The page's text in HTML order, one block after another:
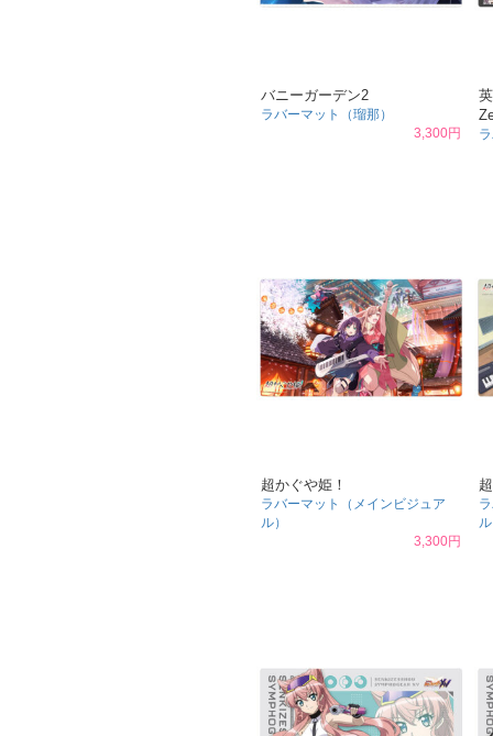
バニーガーデン2
ラバーマット（瑠那）
3,300円
超かぐや姫！
ラバーマット（メインビジュア
ル）
3,300円